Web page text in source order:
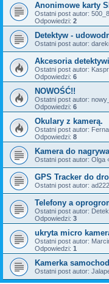
Anonimowe karty
Ostatni post autor:
Odpowiedzi: 2
Detektyw -
Ostatni post autor:
Akcesoria
Ostatni post autor:
Odpowiedzi: 6
NOWOŚĆ!!
Ostatni post autor:
Odpowiedzi: 6
Okulary z kamerą.
Ostatni post autor:
Odpowiedzi: 8
Kamera do
Ostatni post autor: Olga
GPS Tracker do
Ostatni post autor:
Telefony a
Ostatni post autor:
Odpowiedzi: 3
ukryta micro
Ostatni post autor:
Odpowiedzi: 1
Kamerka
Ostatni post autor: